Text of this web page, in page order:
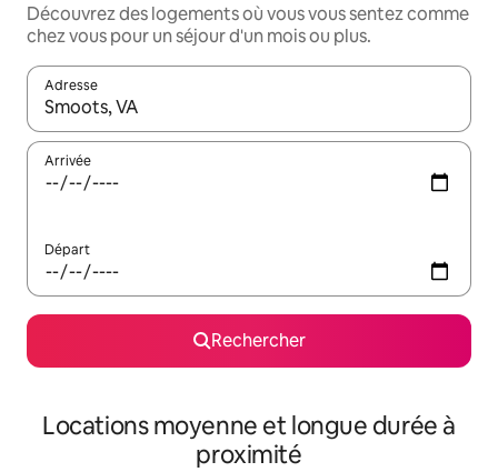
Découvrez des logements où vous vous sentez comme
chez vous pour un séjour d'un mois ou plus.
Adresse
Lorsque les résultats s'affichent, utilisez les flèches vers le
Arrivée
Départ
Rechercher
Locations moyenne et longue durée à
proximité